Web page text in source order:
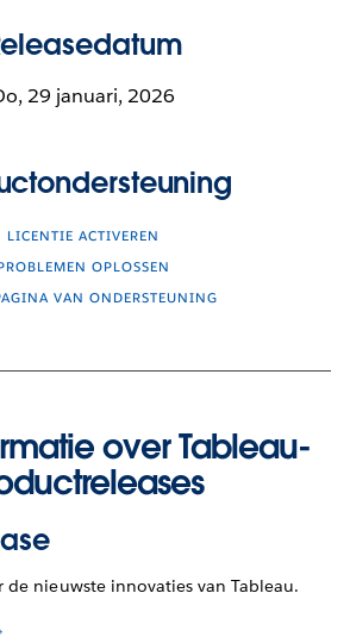
29 januari, 2026
LICENTIE ACTIVEREN
OPLOSSEN
VAN ONDERSTEUNING
over Tableau-
nieuwste innovaties van Tableau.